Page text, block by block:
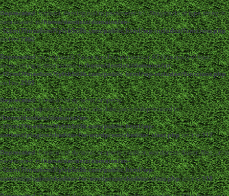
Deprecated: strpos(): Passing null to parameter #1 ($haystack) of type string is
deprecated in/home/dentistc/domains/xn-
-12cmi7fmes6cm7fyfsb5d3b.com/public_html/wp-includes/functions.php
on line7360
Deprecated: str_replace(): Passing null to parameter #3 ($subject) of type
array|string is deprecated in/home/dentistc/domains/xn-
-12cmi7fmes6cm7fyfsb5d3b.com/public_html/wp-includes/functions.php
on line2195
Deprecated: Creation of dynamic property
ckeditor_wordpress::$user_files_absolute_path is deprecated in
/home/dentistc/domains/xn-
-12cmi7fmes6cm7fyfsb5d3b.com/public_html/wp-
content/plugins/ckeditor-for-wordpress/ckeditor_class.phpon line117
Deprecated: Creation of dynamic property ckeditor_wordpress::$user_files_url is
deprecated in/home/dentistc/domains/xn-
-12cmi7fmes6cm7fyfsb5d3b.com/public_html/wp-
content/plugins/ckeditor-for-wordpress/ckeditor_class.phpon line118